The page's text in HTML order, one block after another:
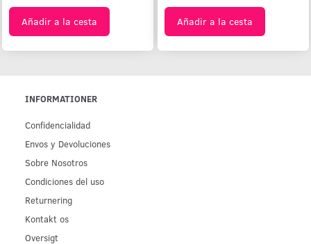
Añadir a la cesta Añadir a la cesta
INFORMATIONER
Confidencialidad
Env­os y Devoluciones
Sobre Nosotros
Condiciones del uso
Returnering
Kontakt os
Oversigt